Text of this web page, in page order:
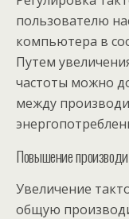
пользователю
компьютера в
Путем
частоты можно
между
Повышение
Увеличение
общую